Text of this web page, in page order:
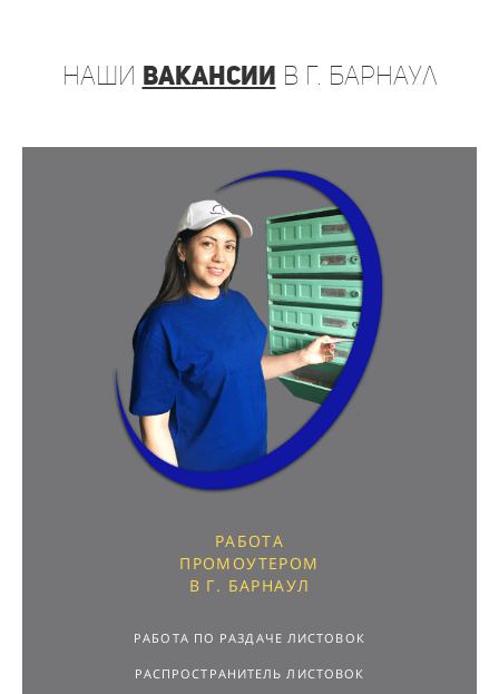
наши вакансии в г. Барнаул
РАБОТА
ПРОМОУТЕРОМ
В Г. БАРНАУЛ
РАБОТА ПО РАЗДАЧЕ ЛИСТОВОК
РАСПРОСТРАНИТЕЛЬ ЛИСТОВОК